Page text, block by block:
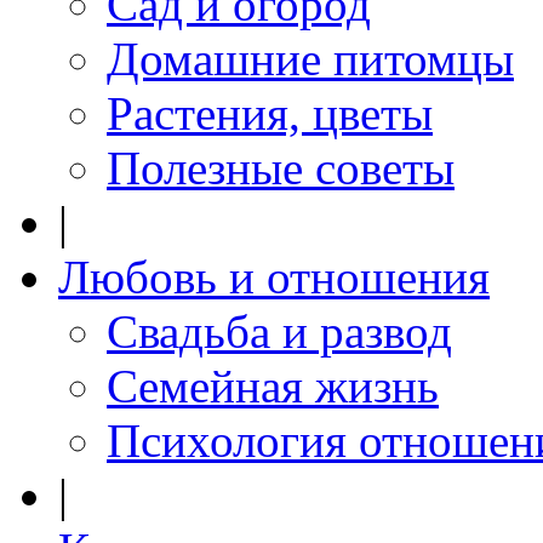
Домашние питомцы
Растения, цветы
Полезные советы
|
Любовь и отношения
Свадьба и развод
Семейная жизнь
Психология
|